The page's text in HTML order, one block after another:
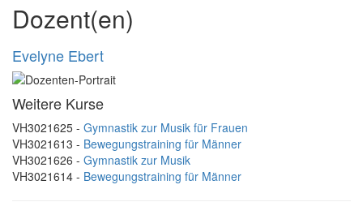
Dozent(en)
Evelyne Ebert
Weitere Kurse
VH3021625 - Gymnastik zur Musik für Frauen
VH3021613 - Bewegungstraining für Männer
VH3021626 - Gymnastik zur Musik
VH3021614 - Bewegungstraining für Männer